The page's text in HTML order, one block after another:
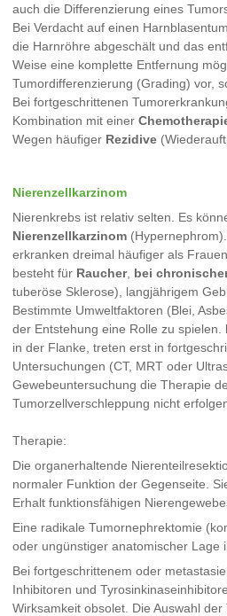
auch die Differenzierung eines
Bei Verdacht auf einen
die Harnröhre abgeschält und das
Weise eine komplette Entfernung
Tumordifferenzierung (Grading) vor,
Bei fortgeschrittenen
Kombination mit einer
Wegen häufiger Rezidive
Nierenzellkarzinom
Nierenkrebs ist relativ selten. Es
Nierenzellkarzinom
erkranken dreimal häufiger als
besteht für Raucher, bei
tuberöse Sklerose), langjährigem
Bestimmte Umweltfaktoren (Blei,
der Entstehung eine Rolle zu spielen.
in der Flanke, treten erst in
Untersuchungen (CT, MRT oder
Gewebeuntersuchung die Therapie
Tumorzellverschleppung nicht
Therapie:
Die organerhaltende
normaler Funktion der Gegenseite.
Erhalt funktionsfähigen
Eine radikale Tumornephrektomie
oder ungünstiger anatomischer Lage
Bei fortgeschrittenem oder
Inhibitoren und
Wirksamkeit obsolet. Die Auswahl